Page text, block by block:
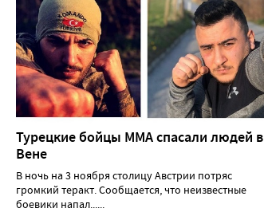
Турецкие бойцы ММА спасали людей в
Вене
В ночь на 3 ноября столицу Австрии потряс
громкий теракт. Сообщается, что неизвестные
боевики напал......